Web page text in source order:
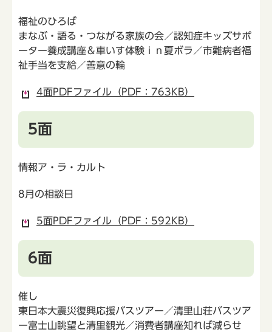
福祉のひろば
まなぶ・語る・つながる家族の会／認知症キッズサポ
ーター養成講座＆車いす体験ｉｎ夏ボラ／市難病者福
祉手当を支給／善意の輪
4面PDFファイル（PDF：763KB）
5面
情報ア・ラ・カルト
8月の相談日
5面PDFファイル（PDF：592KB）
6面
催し
東日本大震災復興応援バスツアー／清里山荘バスツア
ー富士山眺望と清里観光／消費者講座知れば減らせ